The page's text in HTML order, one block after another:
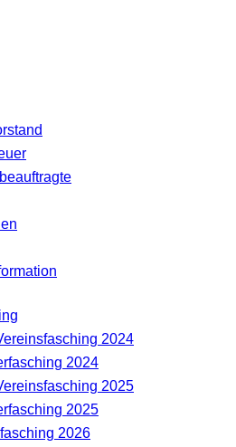
2024
2024
2025
2025
2026